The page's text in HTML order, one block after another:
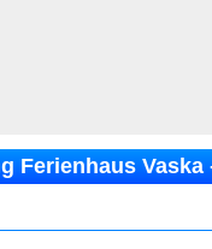
Ferienhaus Vaska